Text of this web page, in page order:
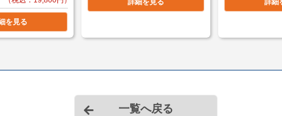
を見る
一覧へ戻る